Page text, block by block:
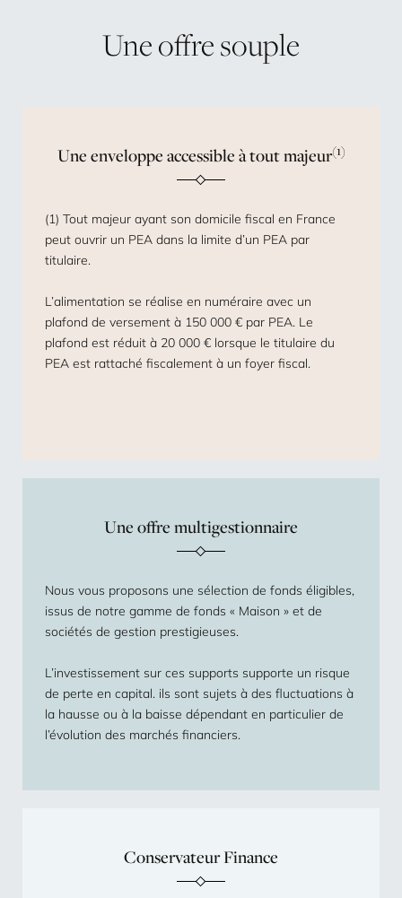
Uneoffresouple
Une enveloppe accessible à tout majeur(1)
(1) Tout majeur ayant son domicile fiscal en France
peut ouvrir un PEA dans la limite d’un PEA par
titulaire.
L’alimentation se réalise en numéraire avec un
plafond de versement à 150 000 € par PEA. Le
plafond est réduit à 20 000 € lorsque le titulaire du
PEA est rattaché fiscalement à un foyer fiscal.
Une offre multigestionnaire
Nous vous proposons une sélection de fonds éligibles,
issus de notre gamme de fonds « Maison » et de
sociétés de gestion prestigieuses.
L’investissement sur ces supports supporte un risque
de perte en capital. ils sont sujets à des fluctuations à
la hausse ou à la baisse dépendant en particulier de
l’évolution des marchés financiers.
Conservateur Finance